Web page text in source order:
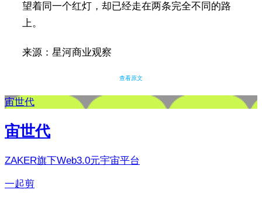
望着同一个红灯，却已经走在两条完全不同的路
上。
来源：星河商业观察
查看原文
宙世代
宙世代
ZAKER旗下Web3.0元宇宙平台
一起剪